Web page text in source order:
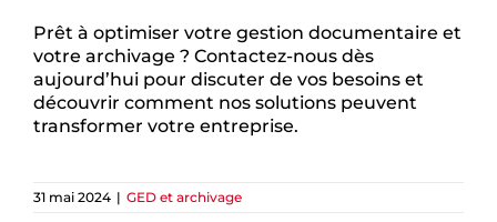
Prêt à optimiser votre gestion documentaire et
votre archivage ? Contactez-nous dès
aujourd’hui pour discuter de vos besoins et
découvrir comment nos solutions peuvent
transformer votre entreprise.
31 mai 2024 | GED et archivage